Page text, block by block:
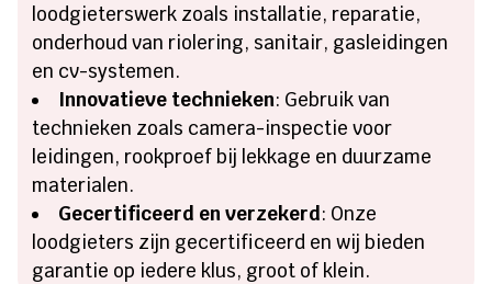
loodgieterswerk zoals installatie, reparatie,
onderhoud van riolering, sanitair, gasleidingen
en cv-systemen.
Innovatieve technieken: Gebruik van
technieken zoals camera-inspectie voor
leidingen, rookproef bij lekkage en duurzame
materialen.
Gecertificeerd en verzekerd: Onze
loodgieters zijn gecertificeerd en wij bieden
garantie op iedere klus, groot of klein.